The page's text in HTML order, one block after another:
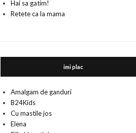
Hai sa gatim!
Retete ca la mama
imi plac
Amalgam de ganduri
B24Kids
Cu mastile jos
Elena